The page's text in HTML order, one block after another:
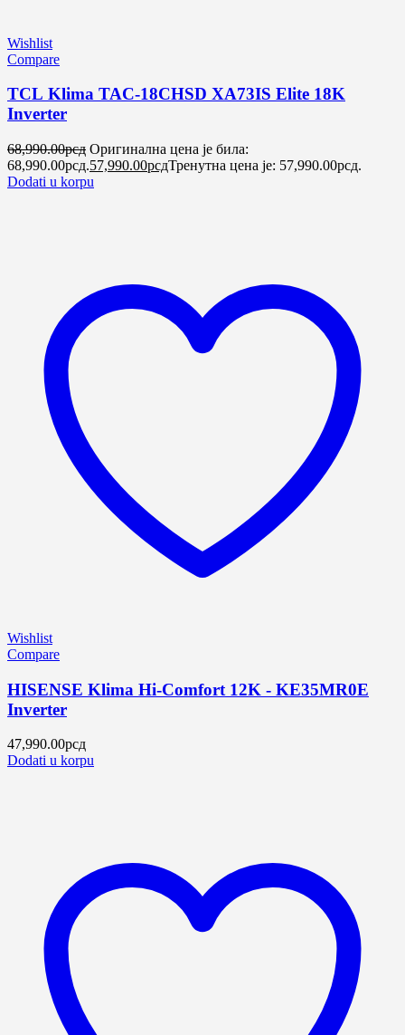
Wishlist
Compare
TCL Klima TAC-18CHSD XA73IS Elite 18K
Inverter
68,990.00рсд Оригинална цена је била:
68,990.00рсд.57,990.00рсдТренутна цена је: 57,990.00рсд.
Dodati u korpu
Wishlist
Compare
HISENSE Klima Hi-Comfort 12K - KE35MR0E
Inverter
47,990.00рсд
Dodati u korpu